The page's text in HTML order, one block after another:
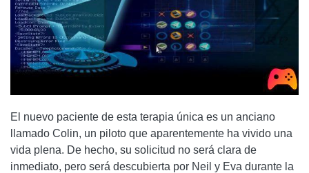
El nuevo paciente de esta terapia única es un anciano
llamado Colin, un piloto que aparentemente ha vivido una
vida plena. De hecho, su solicitud no será clara de
inmediato, pero será descubierta por Neil y Eva durante la